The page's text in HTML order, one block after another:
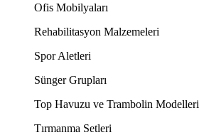
Ofis Mobilyaları
Rehabilitasyon Malzemeleri
Spor Aletleri
Sünger Grupları
Top Havuzu ve Trambolin Modelleri
Tırmanma Setleri